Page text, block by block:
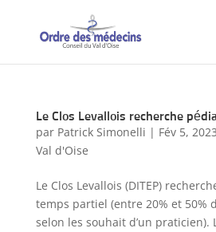
Le Clos Levallois recherche
par Patrick Simonelli | Fév 5, 2023
Val d'Oise
Le Clos Levallois (DITEP)
temps partiel (entre 20% et 50%
selon les souhait d’un praticien).